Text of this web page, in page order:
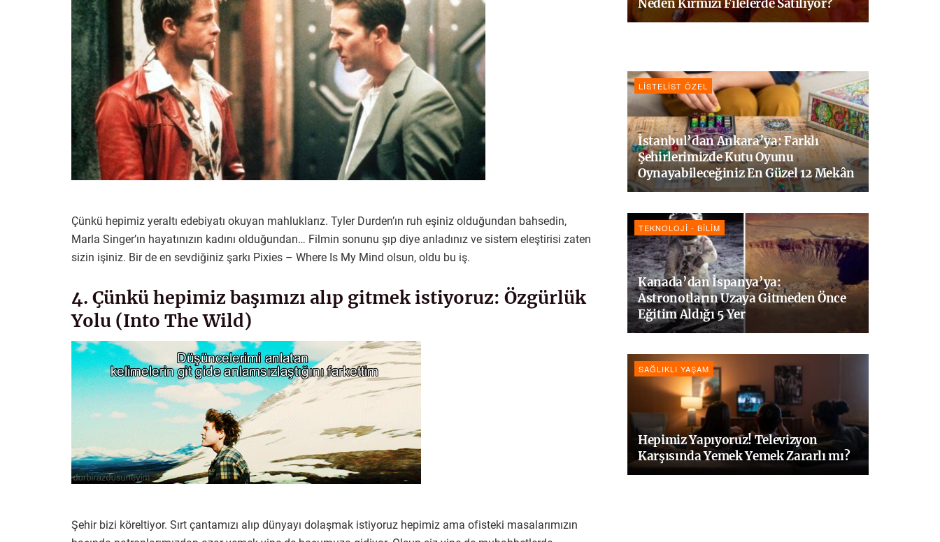
Çünkü hepimiz yeraltı edebiyatı okuyan mahluklarız. Tyler Durden’ın ruh eşiniz olduğundan bahsedin,
Marla Singer’ın hayatınızın kadını olduğundan… Filmin sonunu şıp diye anladınız ve sistem eleştirisi zaten
sizin işiniz. Bir de en sevdiğiniz şarkı Pixies – Where Is My Mind olsun, oldu bu iş.
4. Çünkü hepimiz başımızı alıp gitmek istiyoruz: Özgürlük
Yolu (Into The Wild)
Şehir bizi köreltiyor. Sırt çantamızı alıp dünyayı dolaşmak istiyoruz hepimiz ama ofisteki masalarımızın
Neden Kırmızı Filelerde Satılıyor?
LISTELIST ÖZEL
İstanbul’dan Ankara’ya: Farklı
Şehirlerimizde Kutu Oyunu
Oynayabileceğiniz En Güzel 12 Mekân
TEKNOLOJI - BILIM
Kanada’dan İspanya’ya:
Astronotların Uzaya Gitmeden Önce
Eğitim Aldığı 5 Yer
SAĞLIKLI YAŞAM
Hepimiz Yapıyoruz! Televizyon
Karşısında Yemek Yemek Zararlı mı?